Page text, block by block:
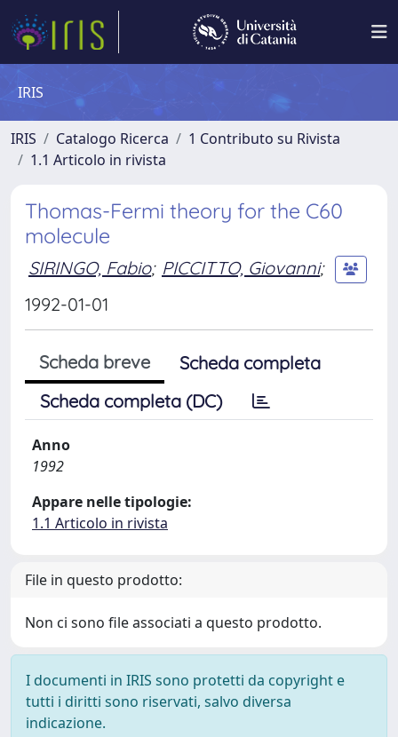
IRIS
IRIS Catalogo Ricerca
1 Contributo su Rivista
1.1 Articolo in rivista
Thomas-Fermi theory for the C60
molecule
SIRINGO, Fabio; PICCITTO, Giovanni;
1992-01-01
Scheda breve
Scheda completa
Scheda completa (DC)
Anno
1992
Appare nelle tipologie:
1.1 Articolo in rivista
File in questo prodotto:
Non ci sono file associati a questo prodotto.
I documenti in IRIS sono protetti da copyright e
tutti i diritti sono riservati, salvo diversa
indicazione.